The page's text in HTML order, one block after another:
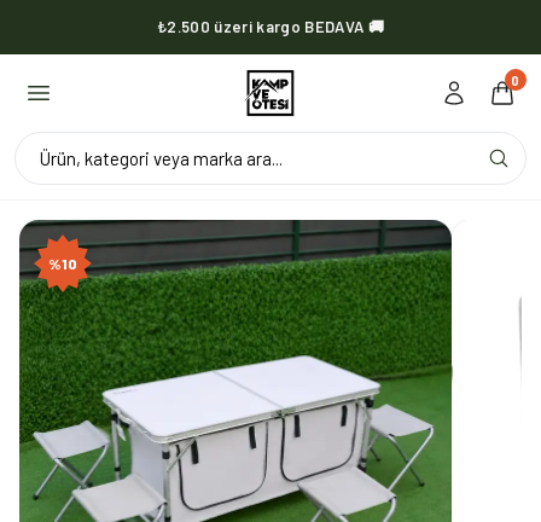
₺2.500 üzeri kargo BEDAVA 🚚
KVOX ürünlerinde kargo her zaman bedava 🔥
0
Ürün, kategori veya marka ara...
%10